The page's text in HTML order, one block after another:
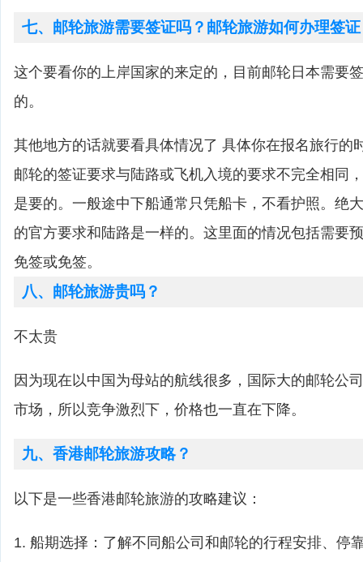
七、邮轮旅游需要签证吗？邮轮旅游如何办理签
这个要看你的上岸国家的来定的，目前邮轮日本需要
的。
其他地方的话就要看具体情况了 具体你在报名旅行的
邮轮的签证要求与陆路或飞机入境的要求不完全相同
是要的。一般途中下船通常只凭船卡，不看护照。绝
的官方要求和陆路是一样的。这里面的情况包括需要
免签或免签。
八、邮轮旅游贵吗？
不太贵
因为现在以中国为母站的航线很多，国际大的邮轮公
市场，所以竞争激烈下，价格也一直在下降。
九、香港邮轮旅游攻略？
以下是一些香港邮轮旅游的攻略建议：
1. 船期选择：了解不同船公司和邮轮的行程安排、停